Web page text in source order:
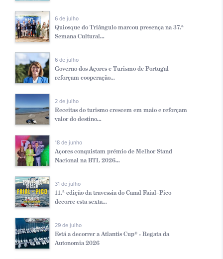
6 de julho
Quiosque do Triângulo marcou presença na 37.ª
Semana Cultural...
6 de julho
Governo dos Açores e Turismo de Portugal
reforçam cooperação...
2 de julho
Receitas do turismo crescem em maio e reforçam
valor do destino...
18 de junho
Açores conquistam prémio de Melhor Stand
Nacional na BTL 2026...
31 de julho
11.ª edição da travessia do Canal Faial–Pico
decorre esta sexta...
29 de julho
Está a decorrer a Atlantis Cup® - Regata da
Autonomia 2026